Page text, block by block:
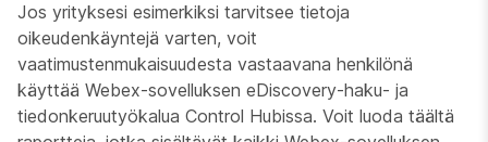
Jos yrityksesi esimerkiksi tarvitsee tietoja
oikeudenkäyntejä varten, voit
vaatimustenmukaisuudesta vastaavana henkilönä
käyttää Webex-sovelluksen eDiscovery-haku- ja
tiedonkeruutyökalua Control Hubissa. Voit luoda täältä